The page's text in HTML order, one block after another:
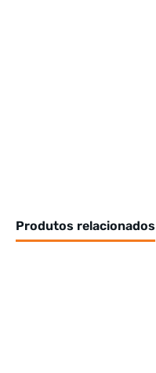
Produtos relacionados